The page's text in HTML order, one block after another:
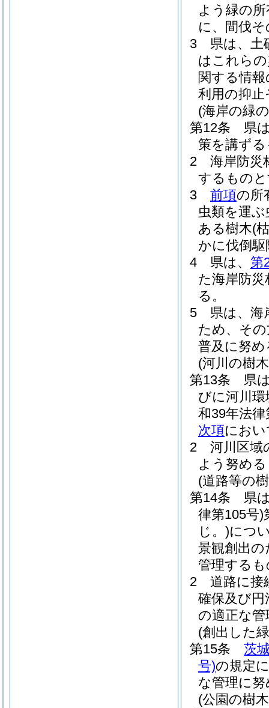
よう緑の
に、間伐
3
県は、土
はこれら
関する情
利用の抑
(海岸の緑
第12条
県
策を講ず
2
海岸防災
するもの
3
前項の所
虫類を運
ある樹木(
かに伐倒
4
県は、 第
た海岸防
る。
5
県は、海
ため、そ
普及に努
(河川の樹
第13条
県
びに河川
和39年法律
次項にお
2
河川区域
よう努め
(道路等の
第14条
県
律第105号)
じ。)につ
景観創出
管理する
2
道路に接
確保及び
の適正な
(創出した
第15条
茨
号)の規定
な管理に
(公園の樹